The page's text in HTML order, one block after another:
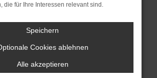
Gerät neu.
beheben.
dass dein Browser und dein
die für Ihre Interessen relevant sind.
Speichern
Cookies ablehnen
Alle akzeptieren